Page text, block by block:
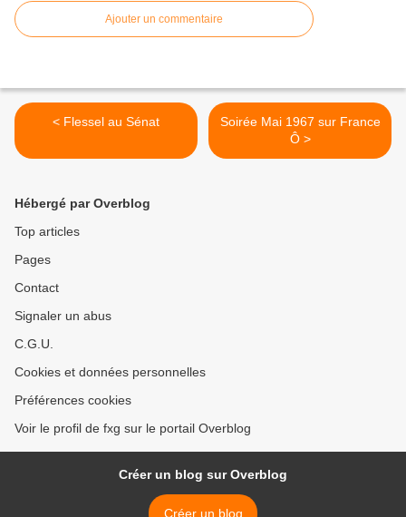
Ajouter un commentaire
< Flessel au Sénat
Soirée Mai 1967 sur France
Ô >
Hébergé par Overblog
Top articles
Pages
Contact
Signaler un abus
C.G.U.
Cookies et données personnelles
Préférences cookies
Voir le profil de fxg sur le portail Overblog
Créer un blog sur Overblog
Créer un blog